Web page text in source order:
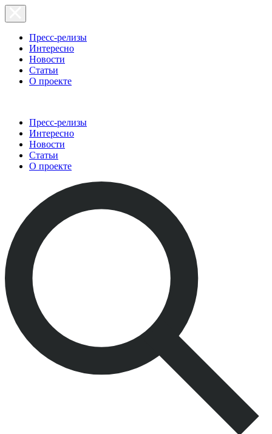
Пресс-релизы
Интересно
Новости
Статьи
О проекте
Пресс-релизы
Интересно
Новости
Статьи
О проекте